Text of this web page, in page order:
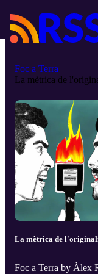
Foc a Terra
La mètrica de
La mètrica de
Foc a Terra by Àlex